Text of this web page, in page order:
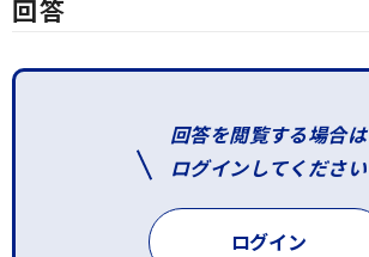
回答
回答を閲覧する場合は
ログインしてください
ログイン